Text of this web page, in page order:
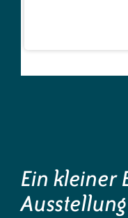
Ein kleiner
Ausstellung